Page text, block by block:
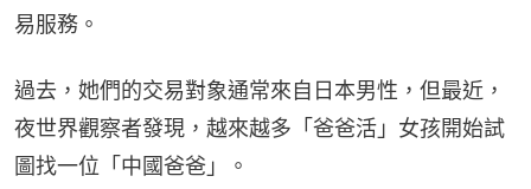
易服務。
過去，她們的交易對象通常來自日本男性，但最近，
夜世界觀察者發現，越來越多「爸爸活」女孩開始試
圖找一位「中國爸爸」。